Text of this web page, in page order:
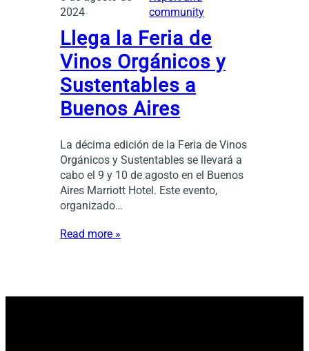
2024
community
Llega la Feria de
Vinos Orgánicos y
Sustentables a
Buenos Aires
La décima edición de la Feria de Vinos
Orgánicos y Sustentables se llevará a
cabo el 9 y 10 de agosto en el Buenos
Aires Marriott Hotel. Este evento,
organizado…
Read more »